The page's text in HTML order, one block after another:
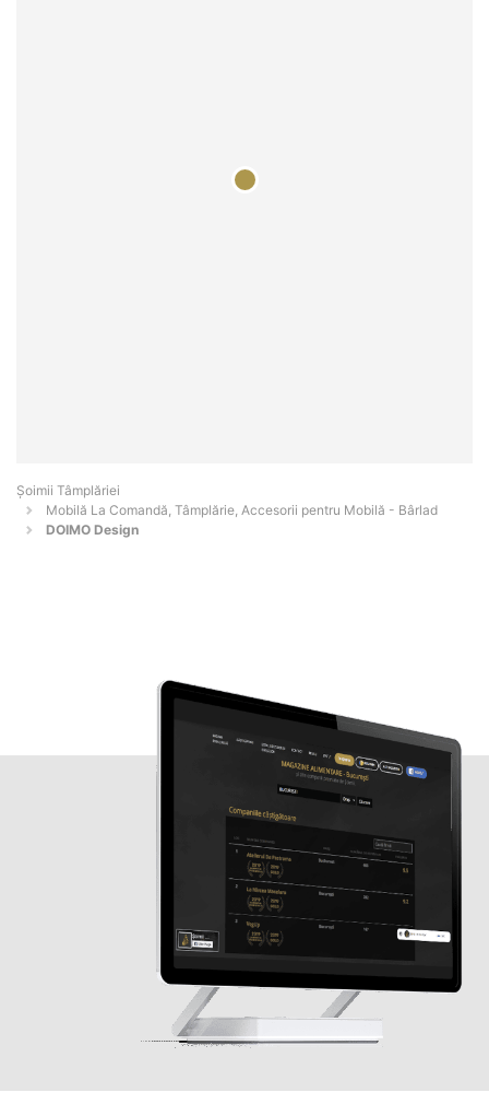
Șoimii Tâmplăriei
Mobilă La Comandă, Tâmplărie, Accesorii pentru Mobilă - Bârlad
DOIMO Design